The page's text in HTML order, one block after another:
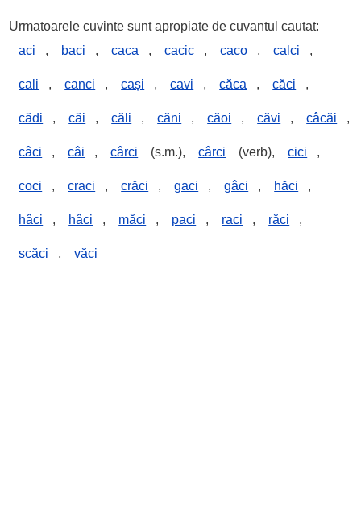
Urmatoarele cuvinte sunt apropiate de cuvantul cautat:
aci
, baci , caca , cacic , caco , calci ,
cali , canci , cași , cavi , căca , căci ,
cădi , căi , căli , căni , căoi , căvi , câcăi ,
câci , câi , cârci (s.m.), cârci (verb), cici ,
coci , craci , crăci , gaci , gâci , hăci ,
hâci , hâci , măci , paci , raci , răci ,
scăci , văci